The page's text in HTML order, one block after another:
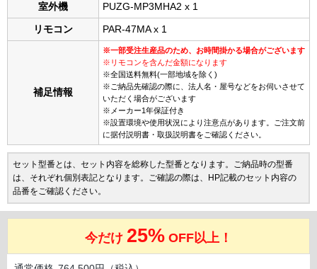
室外機 PUZG-MP3MHA2 x 1
リモコン PAR-47MA x 1
補足情報
※一部受注生産品のため、お時間掛かる場合がございます
※リモコンを含んだ金額になります
※全国送料無料(一部地域を除く)
※ご納品先確認の際に、法人名・屋号などをお伺いさせて
いただく場合がございます
※メーカー1年保証付き
※設置環境や使用状況により注意点があります。ご注文前
に据付説明書・取扱説明書をご確認ください。
セット型番とは、セット内容を総称した型番となります。ご納品時の型番
は、それぞれ個別表記となります。ご確認の際は、HP記載のセット内容の
品番をご確認ください。
今だけ 25% OFF以上！